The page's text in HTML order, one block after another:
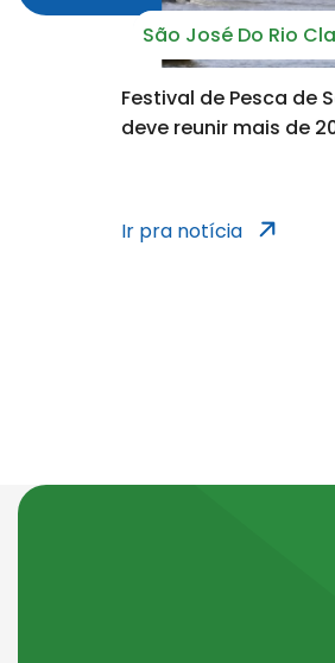
São José Do Rio
Festival de Pesca de
deve reunir mais de
Ir pra notícia